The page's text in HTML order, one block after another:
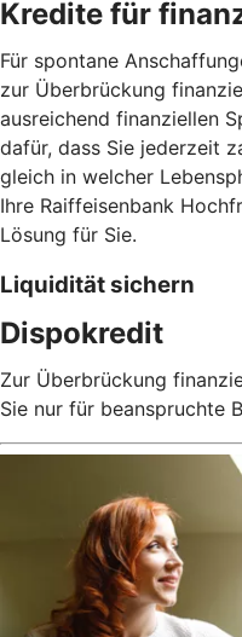
Kredite für
Für spontane
zur Überbrückung
ausreichend finanziellen
dafür, dass Sie jederzeit
gleich in welcher
Ihre Raiffeisenbank
Lösung für Sie.
Liquidität sichern
Dispokredit
Zur Überbrückung
Sie nur für beanspruchte